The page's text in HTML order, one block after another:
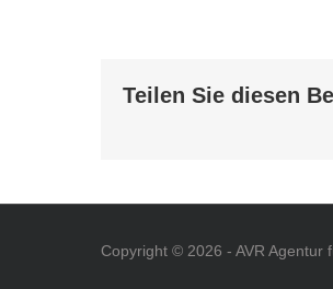
Teilen Sie diesen
Copyright © 2026 - AVR Agentur